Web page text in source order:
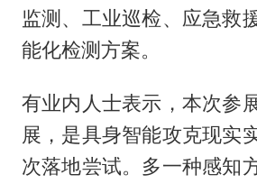
监测、工业巡检、应急救
能化检测方案。
有业内人士表示，本次参
展，是具身智能攻克现实
次落地尝试。多一种感知